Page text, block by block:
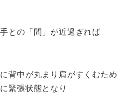
との「間」が近過ぎれば
背中が丸まり肩がすくむため
緊張状態となり